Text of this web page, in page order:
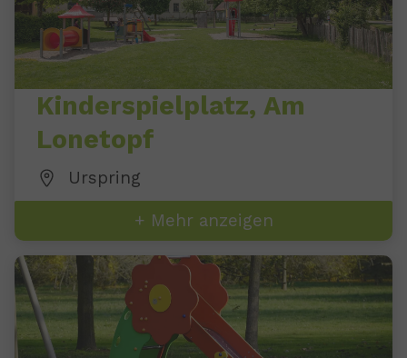
Kinderspielplatz, Am
Lonetopf
Urspring
+ Mehr anzeigen